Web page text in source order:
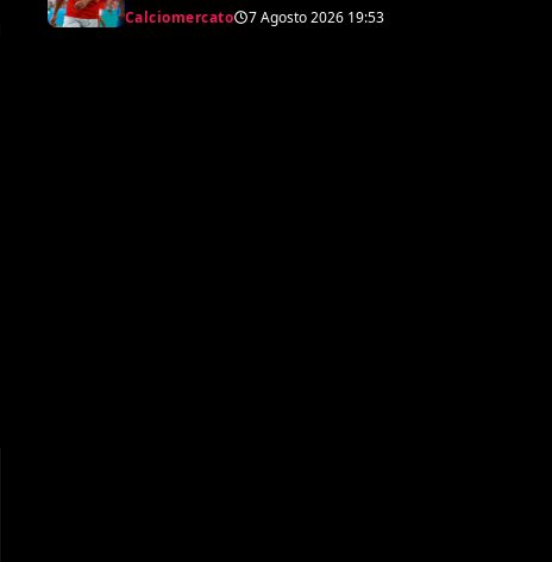
Calciomercato 7 Agosto 2026 19:53